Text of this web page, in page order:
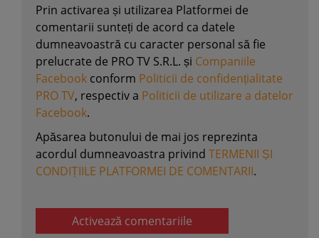
Prin activarea și utilizarea Platformei de
comentarii sunteți de acord ca datele
dumneavoastră cu caracter personal să fie
prelucrate de PRO TV S.R.L. și Companiile
Facebook conform Politicii de confidențialitate
PRO TV, respectiv a Politicii de utilizare a datelor
Facebook.
Apăsarea butonului de mai jos reprezinta
acordul dumneavoastra privind TERMENII ȘI
CONDIȚIILE PLATFORMEI DE COMENTARII.
Activează comentariile